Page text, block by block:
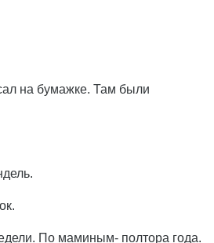
на бумажке. Там были
По маминым- полтора года.